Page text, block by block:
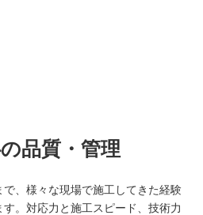
品質・管理
、様々な現場で施工してきた経験
。対応力と施工スピード、技術力